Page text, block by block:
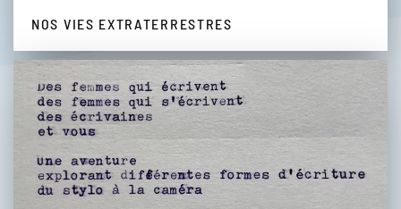
NOS VIES EXTRATERRESTRES